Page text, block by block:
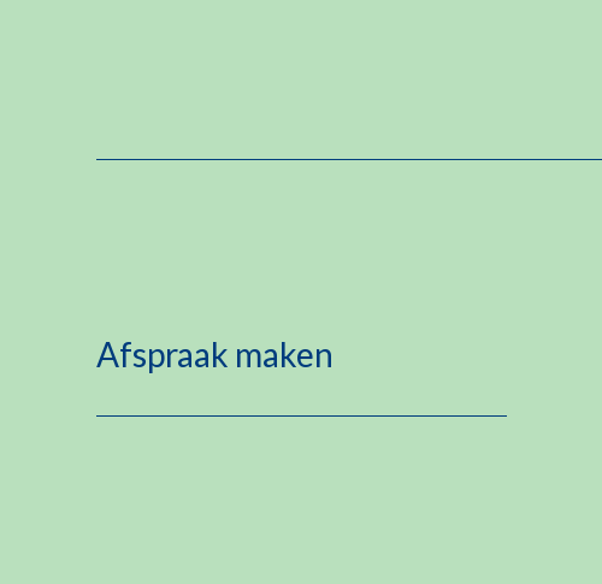
Afspraak maken